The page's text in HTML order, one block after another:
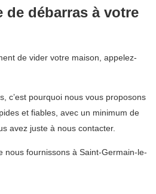
de débarras à votre
de vider votre maison, appelez-
c’est pourquoi nous vous proposons
et fiables, avec un minimum de
avez juste à nous contacter.
nous fournissons à Saint-Germain-le-